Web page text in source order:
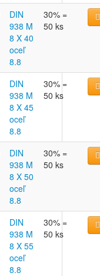
DIN
938 M
8 X 40
oceľ
8.8
30% =
50 ks
DIN
938 M
8 X 45
oceľ
8.8
30% =
50 ks
DIN
938 M
8 X 50
oceľ
8.8
30% =
50 ks
DIN
938 M
8 X 55
oceľ
8.8
30% =
50 ks